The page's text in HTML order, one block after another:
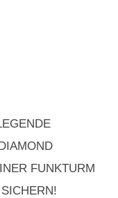
FUNKTURM